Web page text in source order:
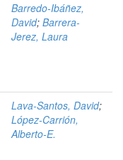
Barredo-Ibáñez,
David; Barrera-
Jerez, Laura
Lava-Santos, David;
López-Carrión,
Alberto-E.